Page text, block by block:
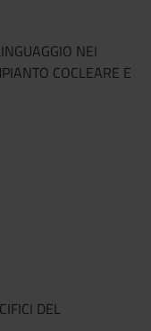
NEI
COCLEARE E
DEL